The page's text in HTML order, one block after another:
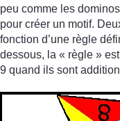
peu comme les
pour créer un motif.
fonction d’une règle
dessous, la « règle »
9 quand ils sont